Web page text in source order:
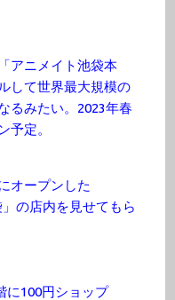
アニメイト池袋本
して世界最大規模の
るみたい。2023年春
予定。
オープンした
」の店内を見せてもら
に100円ショップ